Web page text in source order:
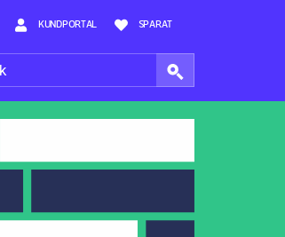
KUNDPORTAL SPARAT